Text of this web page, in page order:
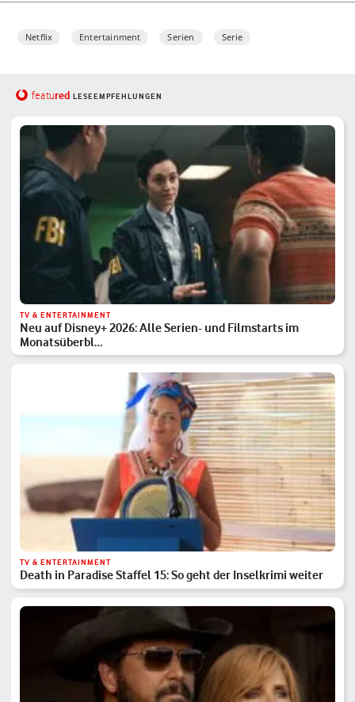
Netflix Entertainment Serien Serie
featured LESEEMPFEHLUNGEN
TV & ENTERTAINMENT
Neu auf Disney+ 2026: Alle Serien- und Filmstarts im
Monatsüberbl…
TV & ENTERTAINMENT
Death in Paradise Staffel 15: So geht der Inselkrimi weiter